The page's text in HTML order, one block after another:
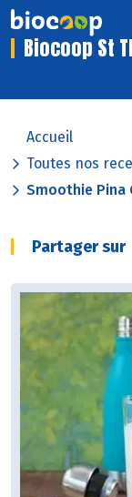
Biocoop St
Accueil
Toutes nos
Smoothie Pina
Partager sur